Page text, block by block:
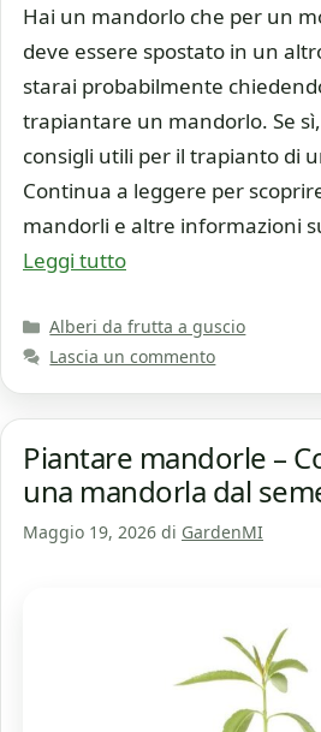
Hai un mandorlo che per un
deve essere spostato in un
starai probabilmente
trapiantare un mandorlo. Se
consigli utili per il trapianto di
Continua a leggere per
mandorli e altre informazioni
Leggi tutto
Categorie
Alberi da frutta a guscio
Lascia un commento
Piantare mandorle –
una mandorla dal
Maggio 19, 2026 di GardenMI